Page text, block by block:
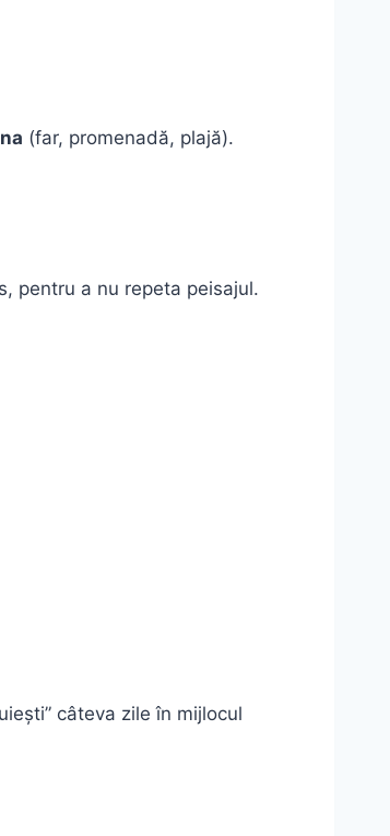
(far, promenadă, plajă).
pentru a nu repeta peisajul.
câteva zile în mijlocul